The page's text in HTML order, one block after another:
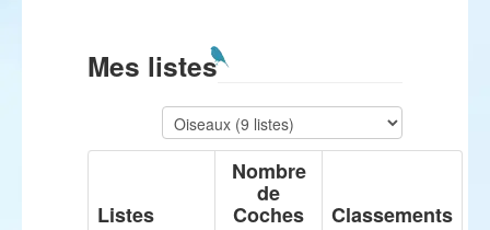
Mes listes
Listes
Nombre
de
Coches
Classements